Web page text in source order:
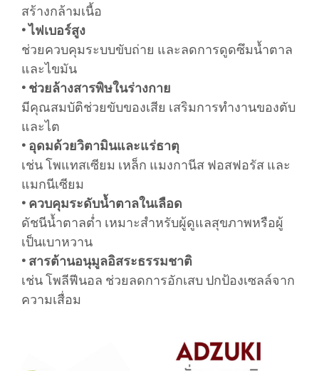
สร้างกล้ามเนื้อ
• ไฟเบอร์สูง
ช่วยควบคุมระบบขับถ่าย และลดการดูดซึมน้ำตาล
และไขมัน
• ช่วยล้างสารพิษในร่างกาย
มีคุณสมบัติช่วยขับของเสีย เสริมการทำงานของตับ
และไต
• อุดมด้วยวิตามินและแร่ธาตุ
เช่น โพแทสเซียม เหล็ก แมงกานีส ฟอสฟอรัส และ
แมกนีเซียม
• ควบคุมระดับน้ำตาลในเลือด
ดัชนีน้ำตาลต่ำ เหมาะสำหรับผู้ดูแลสุขภาพหรือผู้
เป็นเบาหวาน
• สารต้านอนุมูลอิสระธรรมชาติ
เช่น โพลีฟีนอล ช่วยลดการอักเสบ ปกป้องเซลล์จาก
ความเสื่อม